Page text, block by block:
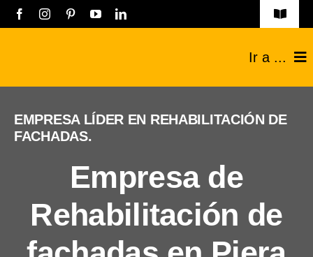
Saltar
Toggle
Listado empresas
Registro Empresas
Política de privacidad
Ir a ...
Técnicos
Industriales
EMPRESA LÍDER EN REHABILITACIÓN DE
FACHADAS.
Empresa de
Rehabilitación de